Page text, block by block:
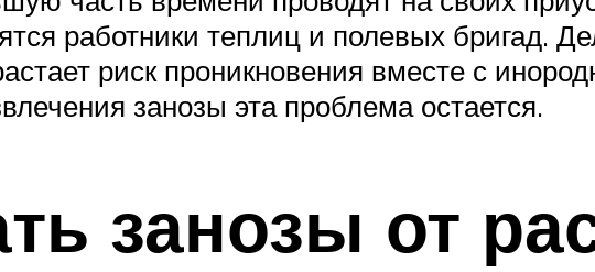
работники теплиц и полевых бригад.
риск проникновения вместе с
занозы эта проблема остается.
занозы от